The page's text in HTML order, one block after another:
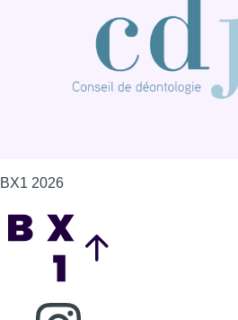
BX1 2026
Consulter page Instagram